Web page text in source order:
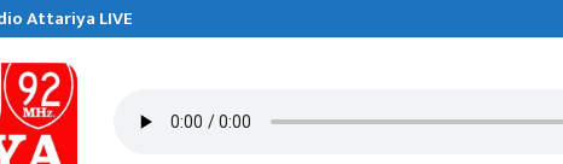
Attariya LIVE